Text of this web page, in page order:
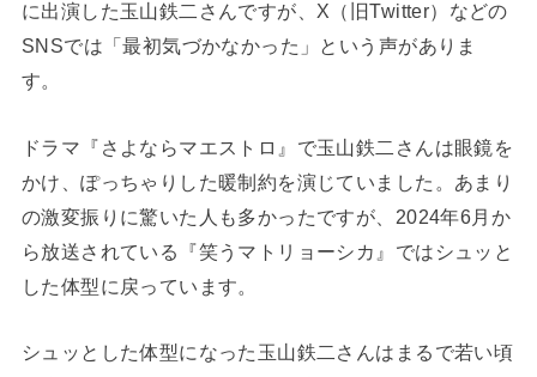
に出演した玉山鉄二さんですが、X（旧Twitter）などの
SNSでは「最初気づかなかった」という声がありま
す。
ドラマ『さよならマエストロ』で玉山鉄二さんは眼鏡を
かけ、ぽっちゃりした暖制約を演じていました。あまり
の激変振りに驚いた人も多かったですが、2024年6月か
ら放送されている『笑うマトリョーシカ』ではシュッと
した体型に戻っています。
シュッとした体型になった玉山鉄二さんはまるで若い頃